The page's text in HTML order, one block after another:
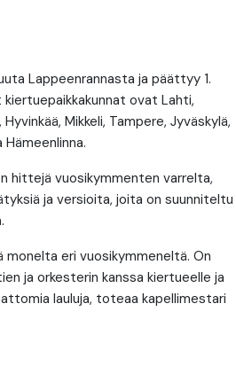
Lappeenrannasta ja päättyy 1.
kiertuepaikkakunnat ovat Lahti,
Mikkeli, Tampere, Jyväskylä,
Hämeenlinna.
hittejä vuosikymmenten varrelta,
ja versioita, joita on suunniteltu
eri vuosikymmeneltä. On
ja orkesterin kanssa kiertueelle ja
lauluja, toteaa kapellimestari